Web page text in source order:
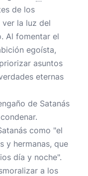
de los
ver la luz del
Al fomentar el
egoísta,
asuntos
eternas
de Satanás
como "el
y hermanas, que
día y noche".
a los